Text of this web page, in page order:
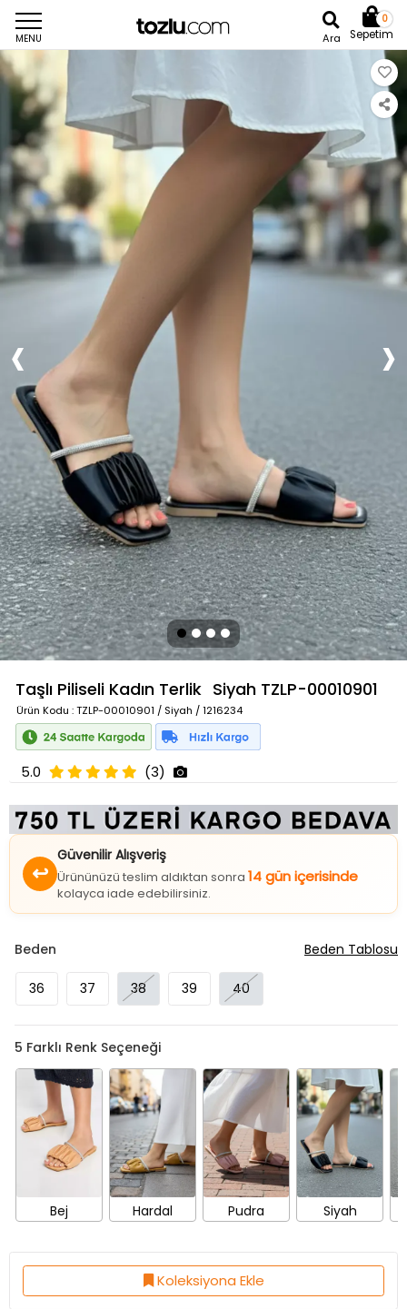
MENU Ara
0
Sepetim
Taşlı Piliseli Kadın Terlik Siyah TZLP-00010901
Ürün Kodu : TZLP-00010901 / Siyah / 1216234
5.0 (3)
↩
Güvenilir Alışveriş
Ürününüzü teslim aldıktan sonra 14 gün içerisinde
kolayca iade edebilirsiniz.
Beden
36 37 38 39 40
Beden Tablosu
5 Farklı Renk Seçeneği
Bej Hardal Pudra Siyah
Koleksiyona Ekle